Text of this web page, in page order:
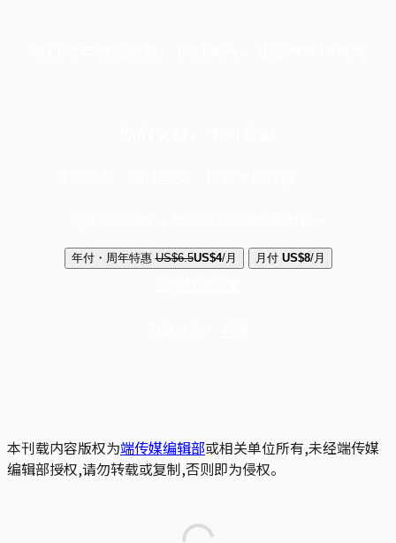
年付・周年特惠 US$6.5US$4/月 月付 US$8/月
本刊载内容版权为端传媒编辑部或相关单位所有,未经端传媒
编辑部授权,请勿转载或复制,否则即为侵权。